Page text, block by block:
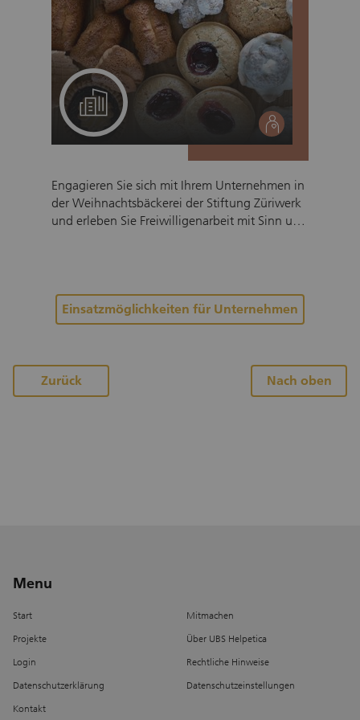
Ein Projekt für Ihr Team
social
Engagieren Sie sich mit Ihrem Unternehmen in
der Weihnachtsbäckerei der Stiftung Züriwerk
und erleben Sie Freiwilligenarbeit mit Sinn und
Atmosphäre feines Weihnachtsgebäck her.
Dieser wirkungsvolle Einsatz stärkt den
Teamzusammenhalt, fördert soziale
erlebbar. Gleichzeitig positionieren Sie Ihr
Unternehmen als verantwortungsbewussten
Arbeitgeber und leisten einen sichtbaren
Einsatzmöglichkeiten für Unternehmen
Zurück Nach oben
Menu
Start Mitmachen
Projekte Über UBS Helpetica
Login Rechtliche Hinweise
Datenschutzerklärung Datenschutzeinstellungen
Kontakt